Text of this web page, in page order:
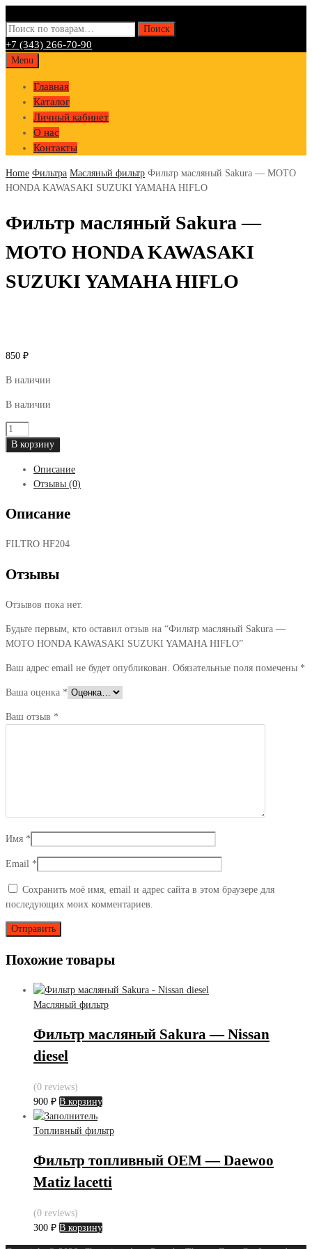
Искать: Поиск
+7 (343) 266-70-90
Skip
content
Menu
Главная
Каталог
Личный кабинет
О нас
Контакты
Home Фильтра Масляный фильтр Фильтр масляный Sakura — MOTO
HONDA KAWASAKI SUZUKI YAMAHA HIFLO
Фильтр масляный Sakura —
MOTO HONDA KAWASAKI
SUZUKI YAMAHA HIFLO
850 ₽
В наличии
В наличии
Количество
товара
масляный
Sakura
MOTO
KAWASAKI
YAMAHA
В корзину
Описание
Отзывы (0)
Описание
FILTRO HF204
Отзывы
Отзывов пока нет.
Будьте первым, кто оставил отзыв на “Фильтр масляный Sakura —
MOTO HONDA KAWASAKI SUZUKI YAMAHA HIFLO”
Ваш адрес email не будет опубликован. Обязательные поля помечены *
Ваша оценка *
Ваш отзыв *
Имя *
Email *
Сохранить моё имя, email и адрес сайта в этом браузере для
последующих моих комментариев.
Похожие товары
Масляный фильтр
Фильтр масляный Sakura — Nissan
diesel
(0 reviews)
900 ₽ В корзину
Топливный фильтр
Фильтр топливный OEM — Daewoo
Matiz lacetti
(0 reviews)
300 ₽ В корзину